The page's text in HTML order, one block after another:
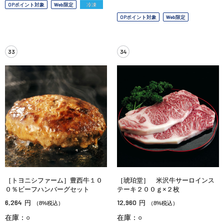
OPポイント対象 Web限定 冷凍
OPポイント対象 Web限定
33
［トヨニシファーム］豊西牛１０
０％ビーフハンバーグセット
6,264 円 （8%税込）
在庫：○
34
［琥珀堂］ 米沢牛サーロインス
テーキ２００ｇ×２枚
12,960 円 （8%税込）
在庫：○